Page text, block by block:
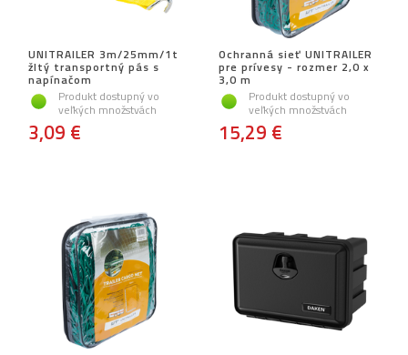
UNITRAILER 3m/25mm/1t
žltý transportný pás s
napínačom
Produkt dostupný vo
veľkých množstvách
3,09 €
Ochranná sieť UNITRAILER
pre prívesy - rozmer 2,0 x
3,0 m
Produkt dostupný vo
veľkých množstvách
15,29 €